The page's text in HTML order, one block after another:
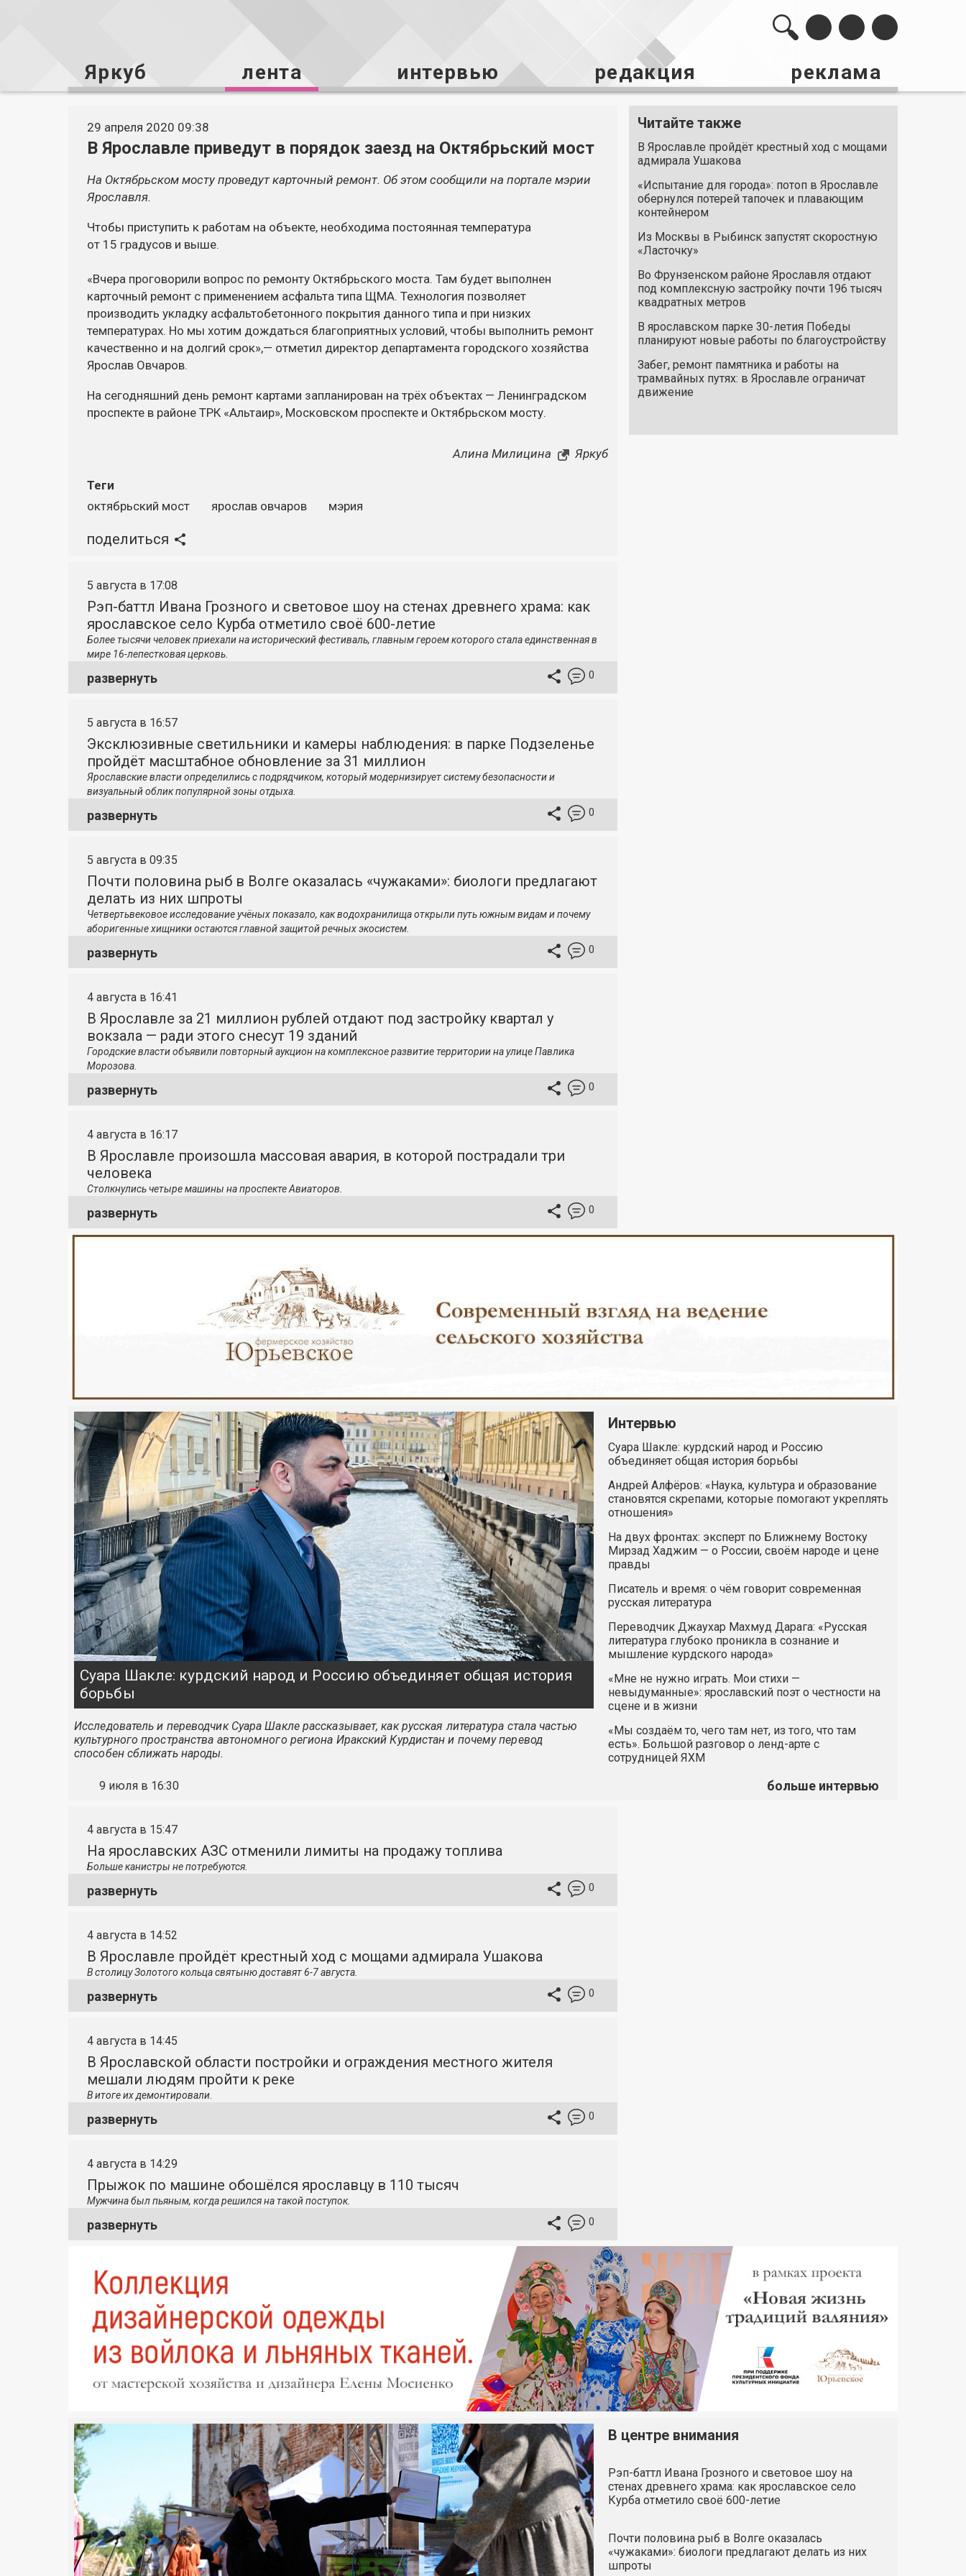
Яркуб лента интервью редакция реклама
29 апреля 2020 09:38
В Ярославле приведут в порядок заезд на Октябрьский мост
На Октябрьском мосту проведут карточный ремонт. Об этом сообщили на портале мэрии
Ярославля.
Чтобы приступить к работам на объекте, необходима постоянная температура
от 15 градусов и выше.
«Вчера проговорили вопрос по ремонту Октябрьского моста. Там будет выполнен
карточный ремонт с применением асфальта типа ЩМА. Технология позволяет
производить укладку асфальтобетонного покрытия данного типа и при низких
температурах. Но мы хотим дождаться благоприятных условий, чтобы выполнить ремонт
качественно и на долгий срок»,— отметил директор департамента городского хозяйства
Ярослав Овчаров.
На сегодняшний день ремонт картами запланирован на трёх объектах — Ленинградском
проспекте в районе ТРК «Альтаир», Московском проспекте и Октябрьском мосту.
Алина Милицина Яркуб
Теги
октябрьский мост
ярослав овчаров мэрия
поделиться
Читайте также
В Ярославле пройдёт крестный ход с мощами
адмирала Ушакова
«Испытание для города»: потоп в Ярославле
обернулся потерей тапочек и плавающим
контейнером
Из Москвы в Рыбинск запустят скоростную
«Ласточку»
Во Фрунзенском районе Ярославля отдают
под комплексную застройку почти 196 тысяч
квадратных метров
В ярославском парке 30-летия Победы
планируют новые работы по благоустройству
Забег, ремонт памятника и работы на
трамвайных путях: в Ярославле ограничат
движение
5 августа в 17:08
Рэп-баттл Ивана Грозного и световое шоу на стенах древнего храма: как
ярославское село Курба отметило своё 600-летие
Более тысячи человек приехали на исторический фестиваль, главным героем которого стала единственная в
мире 16-лепестковая церковь.
развернуть 0
5 августа в 16:57
Эксклюзивные светильники и камеры наблюдения: в парке Подзеленье
пройдёт масштабное обновление за 31 миллион
Ярославские власти определились с подрядчиком, который модернизирует систему безопасности и
визуальный облик популярной зоны отдыха.
развернуть 0
5 августа в 09:35
Почти половина рыб в Волге оказалась «чужаками»: биологи предлагают
делать из них шпроты
Четвертьвековое исследование учёных показало, как водохранилища открыли путь южным видам и почему
аборигенные хищники остаются главной защитой речных экосистем.
развернуть 0
4 августа в 16:41
В Ярославле за 21 миллион рублей отдают под застройку квартал у
вокзала — ради этого снесут 19 зданий
Городские власти объявили повторный аукцион на комплексное развитие территории на улице Павлика
Морозова.
развернуть 0
4 августа в 16:17
В Ярославле произошла массовая авария, в которой пострадали три
человека
Столкнулись четыре машины на проспекте Авиаторов.
развернуть 0
Суара Шакле: курдский народ и Россию объединяет общая история
борьбы
Исследователь и переводчик Суара Шакле рассказывает, как русская литература стала частью
культурного пространства автономного региона Иракский Курдистан и почему перевод
способен сближать народы.
9 июля в 16:30
Интервью
Суара Шакле: курдский народ и Россию
объединяет общая история борьбы
Андрей Алфёров: «Наука, культура и образование
становятся скрепами, которые помогают укреплять
отношения»
На двух фронтах: эксперт по Ближнему Востоку
Мирзад Хаджим — о России, своём народе и цене
правды
Писатель и время: о чём говорит современная
русская литература
Переводчик Джаухар Махмуд Дарага: «Русская
литература глубоко проникла в сознание и
мышление курдского народа»
«Мне не нужно играть. Мои стихи —
невыдуманные»: ярославский поэт о честности на
сцене и в жизни
«Мы создаём то, чего там нет, из того, что там
есть». Большой разговор о ленд-арте с
сотрудницей ЯХМ
больше интервью
4 августа в 15:47
На ярославских АЗС отменили лимиты на продажу топлива
Больше канистры не потребуются.
развернуть 0
4 августа в 14:52
В Ярославле пройдёт крестный ход с мощами адмирала Ушакова
В столицуЗолотого кольца святыню доставят 6-7 августа.
развернуть 0
4 августа в 14:45
В Ярославской области постройки и ограждения местного жителя
мешали людям пройти к реке
В итоге их демонтировали.
развернуть 0
4 августа в 14:29
Прыжок по машине обошёлся ярославцу в 110 тысяч
Мужчина был пьяным, когда решился на такой поступок.
развернуть 0
В центре внимания
Рэп-баттл Ивана Грозного и световое шоу на
стенах древнего храма: как ярославское село
Курба отметило своё 600-летие
Почти половина рыб в Волге оказалась
«чужаками»: биологи предлагают делать из них
шпроты